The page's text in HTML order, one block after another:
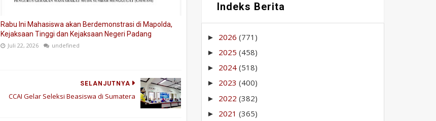
Rabu Ini Mahasiswa akan Berdemonstrasi di Mapolda,
Kejaksaan Tinggi dan Kejaksaan Negeri Padang
Juli 22, 2026 undefined
SELANJUTNYA
CCAI Gelar Seleksi Beasiswa di Sumatera
Indeks Berita
► 2026(771)
► 2025(458)
► 2024(518)
► 2023(400)
► 2022(382)
► 2021(365)